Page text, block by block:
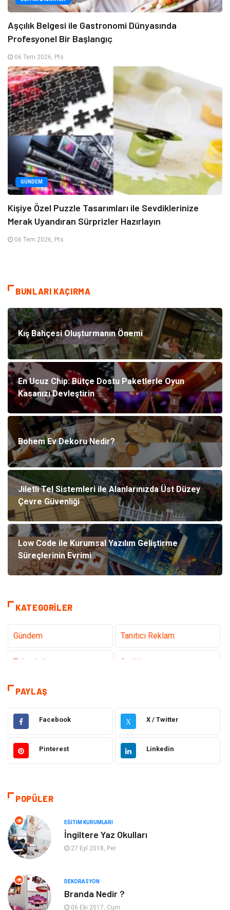
Aşçılık Belgesi ile Gastronomi Dünyasında
Profesyonel Bir Başlangıç
06 Tem 2026, Pts
GÜNDEM
Kişiye Özel Puzzle Tasarımları ile Sevdiklerinize
Merak Uyandıran Sürprizler Hazırlayın
06 Tem 2026, Pts
BUNLARI KAÇIRMA
Kış Bahçesi Oluşturmanın Önemi
En Ucuz Chip: Bütçe Dostu Paketlerle Oyun
Kasanızı Devleştirin
Bohem Ev Dekoru Nedir?
Jiletli Tel Sistemleri ile Alanlarınızda Üst Düzey
Çevre Güvenliği
Low Code ile Kurumsal Yazılım Geliştirme
Süreçlerinin Evrimi
KATEGORILER
Gündem Tanıtıcı Reklam
Teknoloji Sağlık
Dekorasyon
Gıda Elektrik Elektronik
Bilgisayar ve Yazılım Alışveriş
Hukuk
Otomotiv
Yapı İnşaat
Bahçe Ev Maden ve Metal
PAYLAŞ
Facebook X X / Twitter
Pinterest Linkedin
POPÜLER
EĞITIM KURUMLARI
İngiltere Yaz Okulları
27 Eyl 2018, Per
DEKORASYON
Branda Nedir ?
06 Eki 2017, Cum